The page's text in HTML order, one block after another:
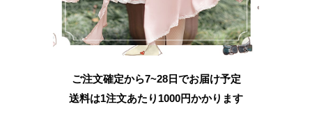
ご注文確定から7~28日でお届け予定
送料は1注文あたり 1000円かかります